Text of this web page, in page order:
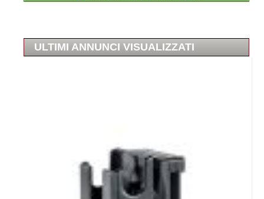
ULTIMI ANNUNCI VISUALIZZATI